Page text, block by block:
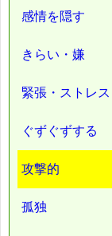
感情を隠す
きらい・嫌
緊張・ストレス
ぐずぐずする
攻撃的
孤独